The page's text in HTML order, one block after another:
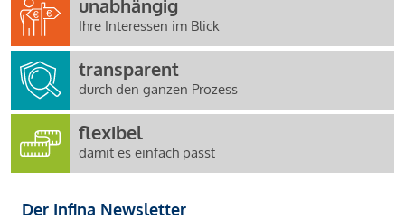
unabhängig
Ihre Interessen im Blick
transparent
durch den ganzen Prozess
flexibel
damit es einfach passt
Der Infina Newsletter